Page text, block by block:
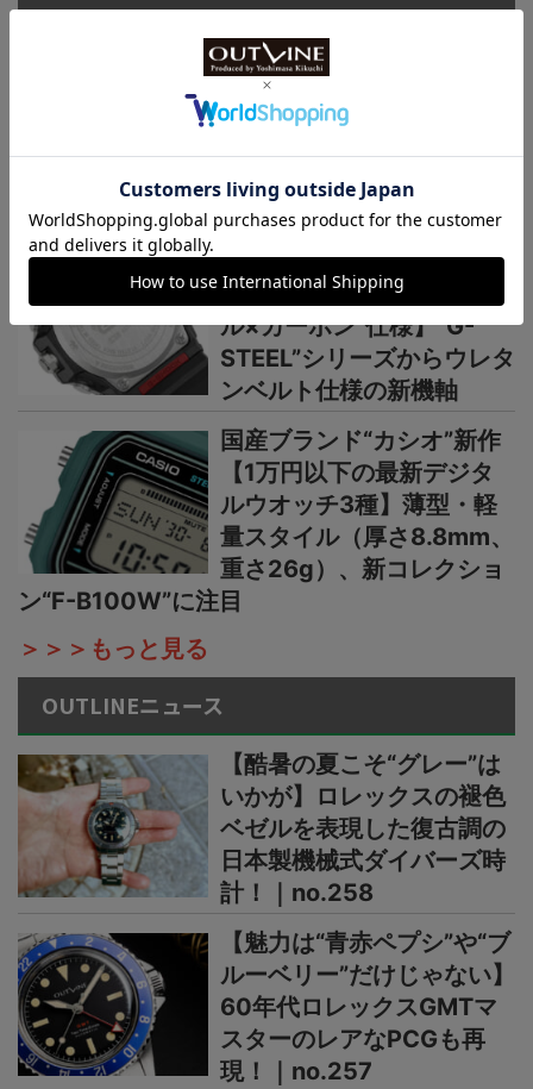
国産時計“カシオ”プロトレ
ック新作【シリーズ最軽量
チ】小物を収納できる新構
造リバーシブルベルト採用
カシオ“G-SHOCK”新作2種
【薄型・軽量な“メタルベゼ
ル×カーボン”仕様】“G-
STEEL”シリーズからウレタ
ンベルト仕様の新機軸
国産ブランド“カシオ”新作
【1万円以下の最新デジタ
ルウオッチ3種】薄型・軽
量スタイル（厚さ8.8mm、
重さ26g）、新コレクショ
ン“F-B100W”に注目
＞＞＞もっと見る
OUTLINEニュース
【酷暑の夏こそ“グレー”は
いかが】ロレックスの褪色
ベゼルを表現した復古調の
日本製機械式ダイバーズ時
計！｜no.258
【魅力は“青赤ペプシ”や“ブ
ルーベリー”だけじゃない】
60年代ロレックスGMTマ
スターのレアなPCGも再
現！｜no.257